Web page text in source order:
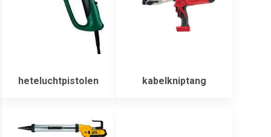
heteluchtpistolen kabelkniptang